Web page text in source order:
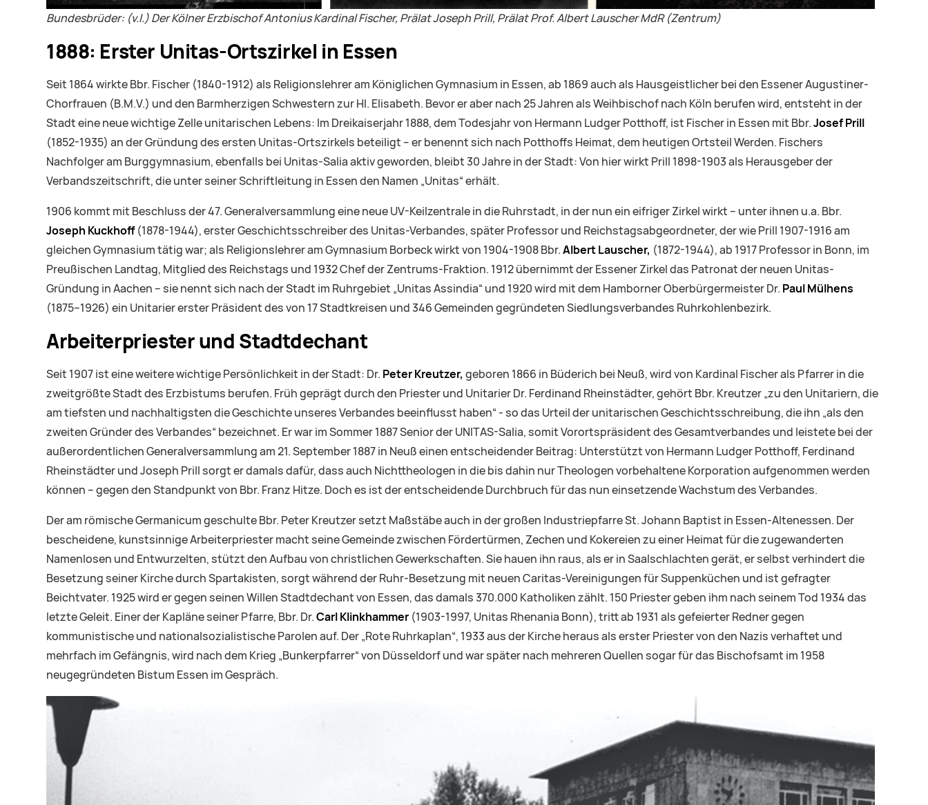
Bundesbrüder: (v.l.) Der Kölner Erzbischof Antonius Kardinal Fischer, Prälat Joseph Prill, Prälat Prof. Albert Lauscher MdR (Zentrum)
1888: Erster Unitas-Ortszirkel in Essen
Seit 1864 wirkte Bbr. Fischer (1840-1912) als Religionslehrer am Königlichen Gymnasium in Essen, ab 1869 auch als Hausgeistlicher bei den Essener Augustiner-
Chorfrauen (B.M.V.) und den Barmherzigen Schwestern zur Hl. Elisabeth. Bevor er aber nach 25 Jahren als Weihbischof nach Köln berufen wird, entsteht in der
Stadt eine neue wichtige Zelle unitarischen Lebens: Im Dreikaiserjahr 1888, dem Todesjahr von Hermann Ludger Potthoff, ist Fischer in Essen mit Bbr.Josef Prill
(1852-1935) an der Gründung des ersten Unitas-Ortszirkels beteiligt – er benennt sich nach Potthoffs Heimat, dem heutigen Ortsteil Werden. Fischers
Nachfolger am Burggymnasium, ebenfalls bei Unitas-Salia aktiv geworden, bleibt 30 Jahre in der Stadt: Von hier wirkt Prill 1898-1903 als Herausgeber der
Verbandszeitschrift, die unter seiner Schriftleitung in Essen den Namen „Unitas“ erhält.
1906 kommt mit Beschluss der 47. Generalversammlung eine neue UV-Keilzentrale in die Ruhrstadt, in der nun ein eifriger Zirkel wirkt – unter ihnen u.a. Bbr.
Joseph Kuckhoff(1878-1944), erster Geschichtsschreiber des Unitas-Verbandes, später Professor und Reichstagsabgeordneter, der wie Prill 1907-1916 am
gleichen Gymnasium tätig war; als Religionslehrer am Gymnasium Borbeck wirkt von 1904-1908 Bbr.Albert Lauscher, (1872-1944), ab 1917 Professor in Bonn, im
Preußischen Landtag, Mitglied des Reichstags und 1932 Chef der Zentrums-Fraktion. 1912 übernimmt der Essener Zirkel das Patronat der neuen Unitas-
Gründung in Aachen – sie nennt sich nach der Stadt im Ruhrgebiet „Unitas Assindia“ und 1920 wird mit dem Hamborner Oberbürgermeister Dr. Paul Mülhens
(1875–1926) ein Unitarier erster Präsident des von 17 Stadtkreisen und 346 Gemeinden gegründeten Siedlungsverbandes Ruhrkohlenbezirk.
Arbeiterpriester und Stadtdechant
Seit 1907 ist eine weitere wichtige Persönlichkeit in der Stadt: Dr. Peter Kreutzer, geboren 1866 in Büderich bei Neuß, wird von Kardinal Fischer als Pfarrer in die
zweitgrößte Stadt des Erzbistums berufen. Früh geprägt durch den Priester und Unitarier Dr. Ferdinand Rheinstädter, gehört Bbr. Kreutzer „zu den Unitariern, die
am tiefsten und nachhaltigsten die Geschichte unseres Verbandes beeinflusst haben“ - so das Urteil der unitarischen Geschichtsschreibung, die ihn „als den
zweiten Gründer des Verbandes“ bezeichnet. Er war im Sommer 1887 Senior der UNITAS-Salia, somit Vorortspräsident des Gesamtverbandes und leistete bei der
außerordentlichen Generalversammlung am 21. September 1887 in Neuß einen entscheidender Beitrag: Unterstützt von Hermann Ludger Potthoff, Ferdinand
Rheinstädter und Joseph Prill sorgt er damals dafür, dass auch Nichttheologen in die bis dahin nur Theologen vorbehaltene Korporation aufgenommen werden
können – gegen den Standpunkt von Bbr. Franz Hitze. Doch es ist der entscheidende Durchbruch für das nun einsetzende Wachstum des Verbandes.
Der am römische Germanicum geschulte Bbr. Peter Kreutzer setzt Maßstäbe auch in der großen Industriepfarre St. Johann Baptist in Essen-Altenessen. Der
bescheidene, kunstsinnige Arbeiterpriester macht seine Gemeinde zwischen Fördertürmen, Zechen und Kokereien zu einer Heimat für die zugewanderten
Namenlosen und Entwurzelten, stützt den Aufbau von christlichen Gewerkschaften. Sie hauen ihn raus, als er in Saalschlachten gerät, er selbst verhindert die
Besetzung seiner Kirche durch Spartakisten, sorgt während der Ruhr-Besetzung mit neuen Caritas-Vereinigungen für Suppenküchen und ist gefragter
Beichtvater. 1925 wird er gegen seinen Willen Stadtdechant von Essen, das damals 370.000 Katholiken zählt. 150 Priester geben ihm nach seinem Tod 1934 das
letzte Geleit. Einer der Kapläne seiner Pfarre, Bbr. Dr.Carl Klinkhammer (1903-1997, Unitas Rhenania Bonn), tritt ab 1931 als gefeierter Redner gegen
kommunistische und nationalsozialistische Parolen auf. Der „Rote Ruhrkaplan“, 1933 aus der Kirche heraus als erster Priester von den Nazis verhaftet und
mehrfach im Gefängnis, wird nach dem Krieg „Bunkerpfarrer“ von Düsseldorf und war später nach mehreren Quellen sogar für das Bischofsamt im 1958
neugegründeten Bistum Essen im Gespräch.